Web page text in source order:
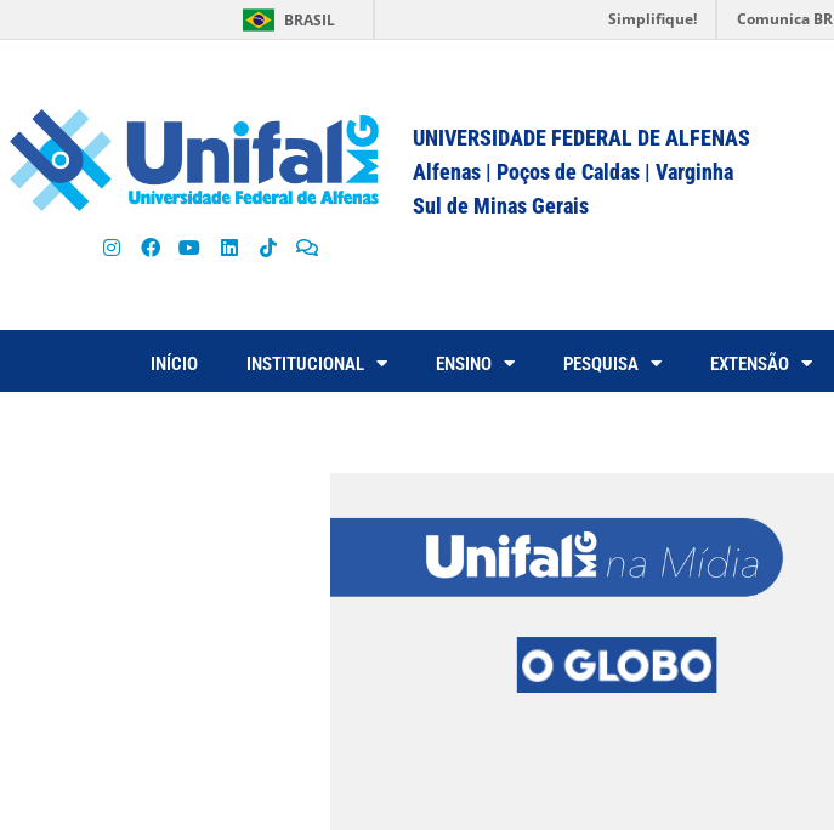
BRASIL Simplifique! Comunica BR
UNIVERSIDADE FEDERAL DE ALFENAS
Alfenas | Poços de Caldas | Varginha
Sul de Minas Gerais
INÍCIO INSTITUCIONAL ENSINO PESQUISA EXTENSÃO